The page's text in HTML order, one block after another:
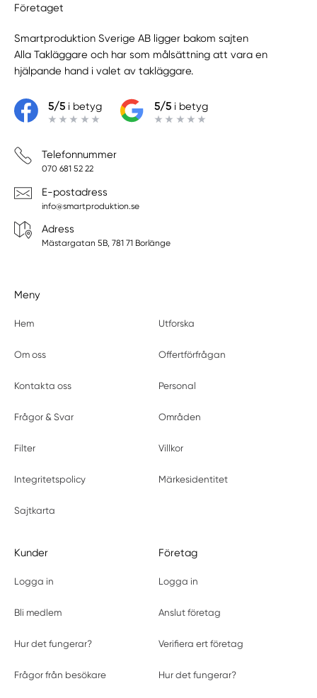
Företaget
Smartproduktion Sverige AB ligger bakom sajten
Alla Takläggare och har som målsättning att vara en
hjälpande hand i valet av takläggare.
5/5i betyg 5/5i betyg
Telefonnummer
070 681 52 22
E-postadress
info@smartproduktion.se
Adress
Mästargatan 5B, 781 71 Borlänge
Meny
Hem Utforska
Om oss Offertförfrågan
Kontakta oss Personal
Frågor & Svar Områden
Filter Villkor
Integritetspolicy Märkesidentitet
Sajtkarta
Kunder
Logga in
Bli medlem
Hur det fungerar?
Frågor från besökare
Företag
Logga in
Anslut företag
Verifiera ert företag
Hur det fungerar?